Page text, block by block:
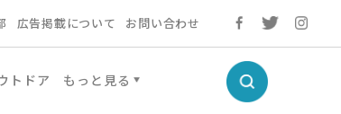
広告掲載について お問い合わせ
トドア もっと見る